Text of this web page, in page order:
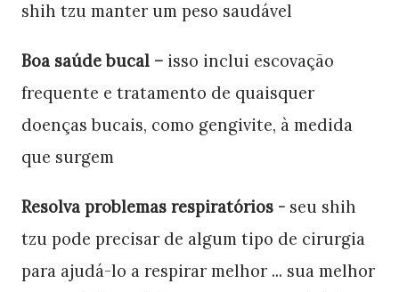
shih tzu manter um peso saudável
Boa saúde bucal – isso inclui escovação
frequente e tratamento de quaisquer
doenças bucais, como gengivite, à medida
que surgem
Resolva problemas respiratórios - seu shih
tzu pode precisar de algum tipo de cirurgia
para ajudá-lo a respirar melhor ... sua melhor